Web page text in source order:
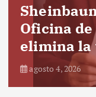
Oficina
elimina
agosto 4, 2026